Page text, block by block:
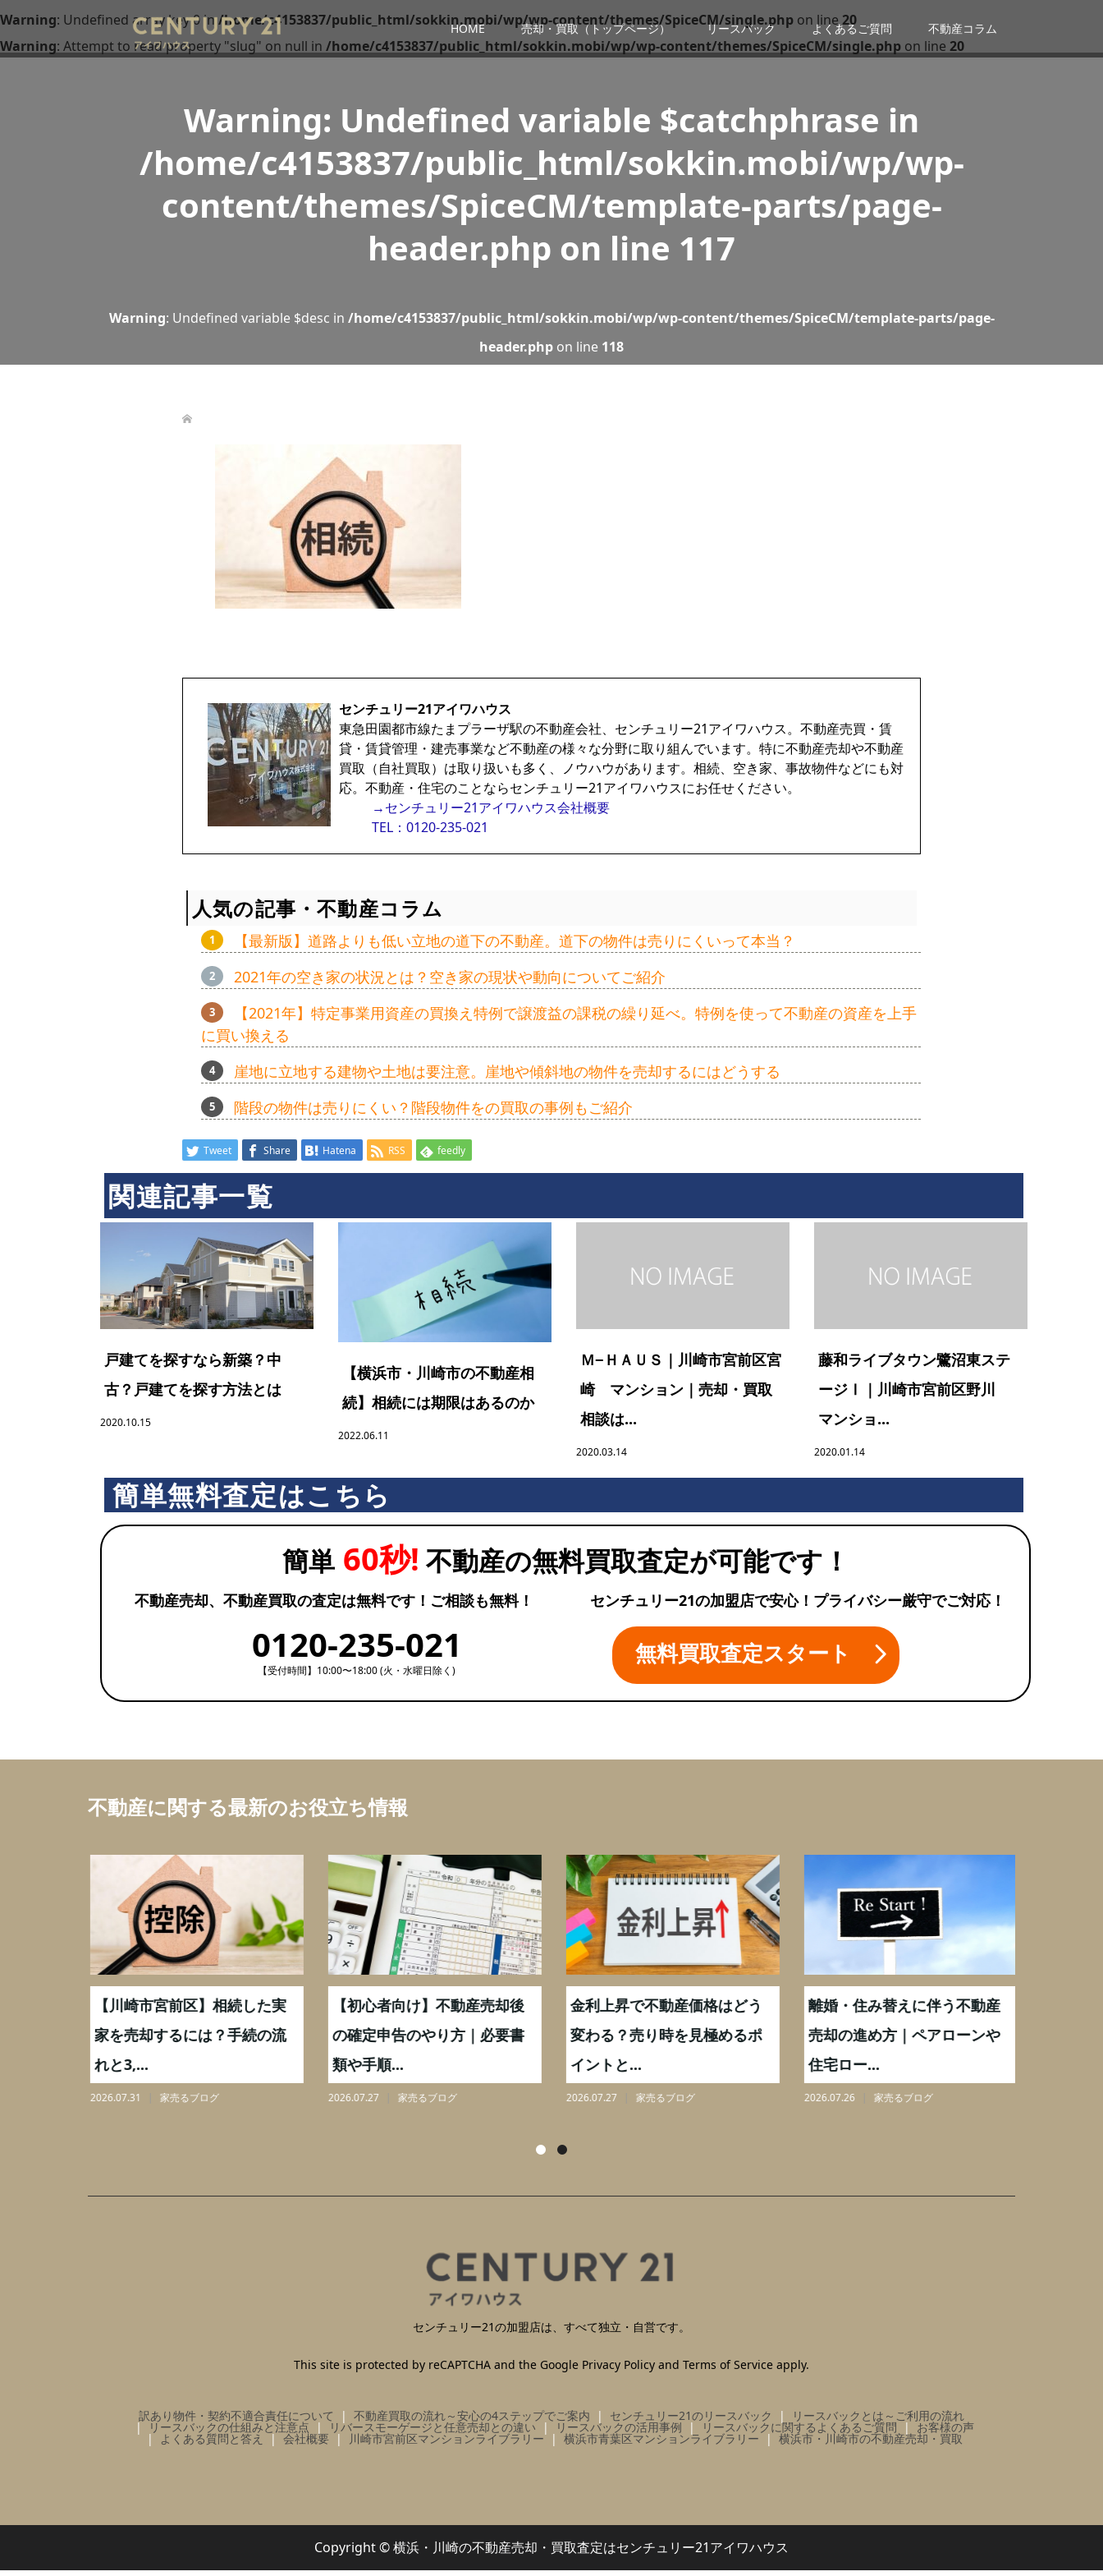
HOME 売却・買取（トップページ） リースバック よくあるご質問 不動産コラム
Warning: Undefined array key 0 in/home/c4153837/public_html/sokkin.mobi/wp/wp-content/themes/SpiceCM/single.php on line20
Warning: Attempt to read property "slug" on null in /home/c4153837/public_html/sokkin.mobi/wp/wp-content/themes/SpiceCM/single.php on line 20
Warning: Undefined variable $catchphrase in
/home/c4153837/public_html/sokkin.mobi/wp/wp-
content/themes/SpiceCM/template-parts/page-
header.php on line 117
Warning: Undefined variable $desc in /home/c4153837/public_html/sokkin.mobi/wp/wp-content/themes/SpiceCM/template-parts/page-
header.php on line 118
センチュリー21アイワハウス
東急田園都市線たまプラーザ駅の不動産会社、センチュリー21アイワハウス。不動産売買・賃
貸・賃貸管理・建売事業など不動産の様々な分野に取り組んでいます。特に不動産売却や不動産
買取（自社買取）は取り扱いも多く、ノウハウがあります。相続、空き家、事故物件などにも対
応。不動産・住宅のことならセンチュリー21アイワハウスにお任せください。
→センチュリー21アイワハウス会社概要
TEL：0120-235-021
人気の記事・不動産コラム
【最新版】道路よりも低い立地の道下の不動産。道下の物件は売りにくいって本当？
2021年の空き家の状況とは？空き家の現状や動向についてご紹介
【2021年】特定事業用資産の買換え特例で譲渡益の課税の繰り延べ。特例を使って不動産の資産を上手
に買い換える
崖地に立地する建物や土地は要注意。崖地や傾斜地の物件を売却するにはどうする
階段の物件は売りにくい？階段物件をの買取の事例もご紹介
Tweet Share Hatena RSS feedly
関連記事一覧
戸建てを探すなら新築？中
古？戸建てを探す方法とは
2020.10.15
【横浜市・川崎市の不動産相
続】相続には期限はあるのか
2022.06.11
Ｍ−ＨＡＵＳ｜川崎市宮前区宮
崎 マンション｜売却・買取
相談は...
2020.03.14
藤和ライブタウン鷺沼東ステ
ージⅠ｜川崎市宮前区野川
マンショ...
2020.01.14
簡単無料査定はこちら
簡単60秒! 不動産の無料買取査定が可能です！
不動産売却、不動産買取の査定は無料です！ご相談も無料！ センチュリー21の加盟店で安心！プライバシー厳守でご対応！
0120-235-021
【受付時間】10:00〜18:00 (火・水曜日除く)
無料買取査定スタート
不動産に関する最新のお役立ち情報
【川崎市宮前区】相続した実
家を売却するには？手続の流
れと3,...
2026.07.31 家売るブログ
【初心者向け】不動産売却後
の確定申告のやり方｜必要書
類や手順...
2026.07.27 家売るブログ
金利上昇で不動産価格はどう
変わる？売り時を見極めるポ
イントと...
2026.07.27 家売るブログ
離婚・住み替えに伴う不動産
売却の進め方｜ペアローンや
住宅ロー...
2026.07.26 家売るブログ
センチュリー21の加盟店は、すべて独立・自営です。
This site is protected by reCAPTCHA and the Google Privacy Policy and Terms of Service apply.
訳あり物件・契約不適合責任について 不動産買取の流れ～安心の4ステップでご案内 センチュリー21のリースバック リースバックとは～ご利用の流れ
リースバックの仕組みと注意点 リバースモーゲージと任意売却との違い リースバックの活用事例 リースバックに関するよくあるご質問 お客様の声
よくある質問と答え 会社概要 川崎市宮前区マンションライブラリー 横浜市青葉区マンションライブラリー 横浜市・川崎市の不動産売却・買取
Copyright © 横浜・川崎の不動産売却・買取査定はセンチュリー21アイワハウス